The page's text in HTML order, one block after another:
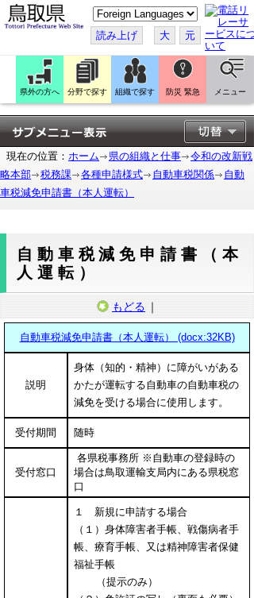
こ
の
ペ
ー
ジ
翻
訳
す
る
読み上げ 大 元
県外の方へ 分野で探す 組織で探す 防災 緊急 メニュー
現在の位置： ホーム 県の組織と仕事
令和の改新戦
略本部
税務課 各種申請様式 自動車税関係
自動
車税減免申請書（本人運転）
自動車税減免申請書（本
人運転）
もどる ｜
自動車税減免申請書（本人運転） (docx:32KB)
説明
身体（知的・精神）に障がいがある
かたが運転する自動車の自動車税の
減免を受ける場合に使用します。
受付期間 随時
受付窓口
各県税事務所 ※自動車の登録時の
場合は鳥取運輸支局内にある県税窓
口
１ 新規に申請する場合
（１）身体障害者手帳、戦傷病者手
帳、療育手帳、又は精神障害者保健
福祉手帳
（提示のみ）